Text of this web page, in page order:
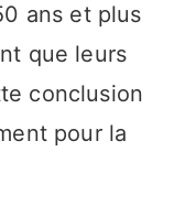
ans et plus
que leurs
conclusion
pour la